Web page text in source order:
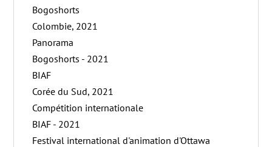
Bogoshorts
Colombie, 2021
Panorama
Bogoshorts - 2021
BIAF
Corée du Sud, 2021
Compétition internationale
BIAF - 2021
Festival international d'animation d'Ottawa